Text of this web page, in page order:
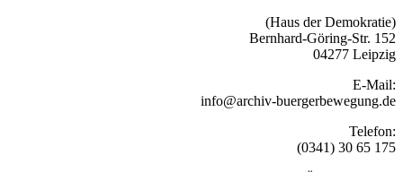
(Haus der Demokratie)
Bernhard-Göring-Str. 152
04277 Leipzig
E-Mail:
info@archiv-buergerbewegung.de
Telefon:
(0341) 30 65 175